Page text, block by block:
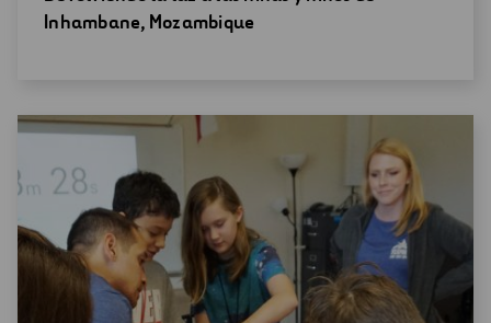
una
Inhambane, Mozambique